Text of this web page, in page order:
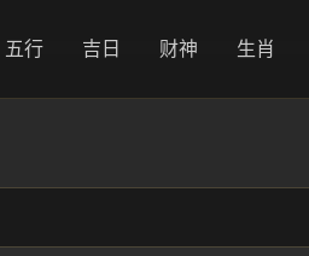
五行 吉日 财神 生肖